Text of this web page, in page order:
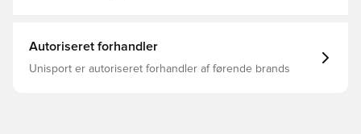
Autoriseret forhandler
Unisport er autoriseret forhandler af førende brands